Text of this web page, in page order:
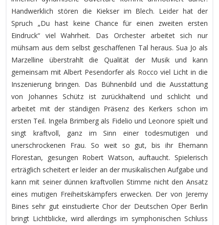
Handwerklich stören die Kiekser im Blech. Leider hat der
Spruch „Du hast keine Chance für einen zweiten ersten
Eindruck“ viel Wahrheit. Das Orchester arbeitet sich nur
mühsam aus dem selbst geschaffenen Tal heraus. Sua Jo als
Marzelline überstrahlt die Qualität der Musik und kann
gemeinsam mit Albert Pesendorfer als Rocco viel Licht in die
Inszenierung bringen. Das Bühnenbild und die Ausstattung
von Johannes Schütz ist zurückhaltend und schlicht und
arbeitet mit der ständigen Präsenz des Kerkers schon im
ersten Teil. Ingela Brimberg als Fidelio und Leonore spielt und
singt kraftvoll, ganz im Sinn einer todesmutigen und
unerschrockenen Frau. So weit so gut, bis ihr Ehemann
Florestan, gesungen Robert Watson, auftaucht. Spielerisch
erträglich scheitert er leider an der musikalischen Aufgabe und
kann mit seiner dünnen kraftvollen Stimme nicht den Ansatz
eines mutigen Freiheitskämpfers erwecken. Der von Jeremy
Bines sehr gut einstudierte Chor der Deutschen Oper Berlin
bringt Lichtblicke, wird allerdings im symphonischen Schluss